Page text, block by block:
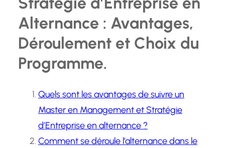
Alternance : Avantages,
Déroulement et Choix du
Programme.
Quels sont les avantages de suivre un
Master en Management et Stratégie
d’Entreprise en alternance ?
Comment se déroule l’alternance dans le